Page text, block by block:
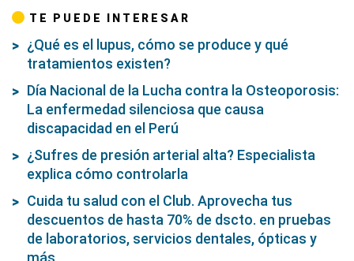
TE PUEDE INTERESAR
¿Qué es el lupus, cómo se produce y qué
tratamientos existen?
Día Nacional de la Lucha contra la Osteoporosis:
La enfermedad silenciosa que causa
discapacidad en el Perú
¿Sufres de presión arterial alta? Especialista
explica cómo controlarla
Cuida tu salud con el Club. Aprovecha tus
descuentos de hasta 70% de dscto. en pruebas
de laboratorios, servicios dentales, ópticas y
más